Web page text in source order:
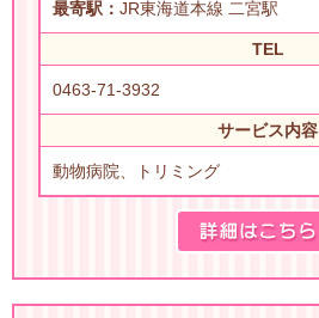
最寄駅： JR東海道本線 二宮駅
TEL
0463-71-3932
サービス内容
動物病院、トリミング